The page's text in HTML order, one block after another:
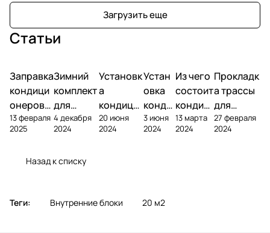
Загрузить еще
Статьи
Заправка
кондици
онеров
фреоном
13 февраля
2025
Зимний
комплект
для
кондици
онера
4 декабря
2024
Установк
а
кондици
онера на
фасаде
20 июня
2024
Устан
овка
конди
ционе
ра
3 июня
2024
Из чего
состоит
кондиц
ионер?
13 марта
2024
Прокладк
а трассы
для
кондицио
нера
27 февраля
2024
Назад к списку
Теги: Внутренние блоки 20 м2